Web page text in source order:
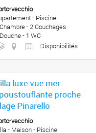
vecchio
- Piscine
- 2 Couchages
- 1 WC
Disponibilités
luxe vue mer
proche
Pinarello
vecchio
- Maison - Piscine